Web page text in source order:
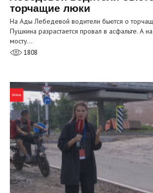
торчащие люки
На Ады Лебедевой водители бьются о
Пушкина разрастается провал в асфальте. А
мосту…
1808